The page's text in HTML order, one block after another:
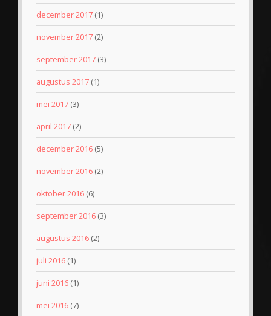
december 2017 (1)
november 2017 (2)
september 2017 (3)
augustus 2017 (1)
mei 2017 (3)
april 2017 (2)
december 2016 (5)
november 2016 (2)
oktober 2016 (6)
september 2016 (3)
augustus 2016 (2)
juli 2016 (1)
juni 2016 (1)
mei 2016 (7)